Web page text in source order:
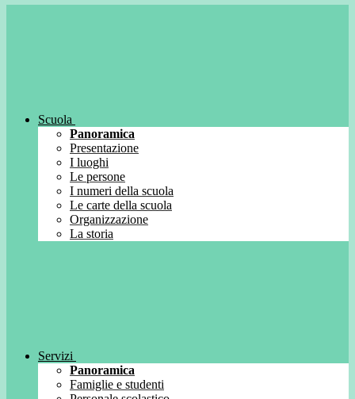
Scuola
Panoramica
Presentazione
I luoghi
Le persone
I numeri della scuola
Le carte della scuola
Organizzazione
La storia
Servizi
Panoramica
Famiglie e studenti